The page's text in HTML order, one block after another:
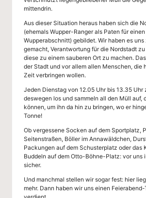
S
c
h
ul
e
W
u
p
p
er
ta
mittendrin.
Aus dieser Situation heraus haben sich die
(ehemals Wupper-Ranger als Paten für einen
Wupperabschnitt) gebildet. Wir haben es
gemacht, Verantwortung für die Nordstadt
diese zu einem sauberen Ort zu machen.
der Stadt und vor allem allen Menschen, die
Zeit verbringen wollen.
Jeden Dienstag von 12.05 Uhr bis 13.35 Uhr
deswegen los und sammeln all den Müll auf,
können, um ihn da hin zu bringen, wo er
Tonne!
Ob vergessene Socken auf dem Sportplatz,
Seitenstraßen, Böller im Annawäldchen,
Packungen auf dem Schusterplatz oder das
Buddeln auf dem Otto-Böhne-Platz: vor uns
sicher.
Und manchmal stellen wir sogar fest: hier
mehr. Dann haben wir uns einen
verdient.